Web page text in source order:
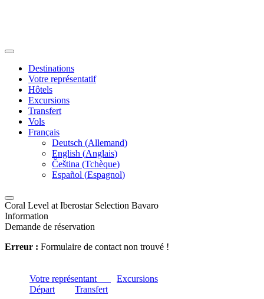
Destinations
Votre représentatif
Hôtels
Excursions
Transfert
Vols
Français
Deutsch (Allemand)
English (Anglais)
Čeština (Tchèque)
Español (Espagnol)
Coral Level at Iberostar Selection Bavaro
Information
Demande de réservation
Erreur : Formulaire de contact non trouvé !
Votre représentant
Excursions
Départ
Transfert